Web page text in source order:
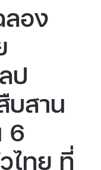
อง
ป
สาน
6
ไทย ที่